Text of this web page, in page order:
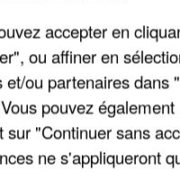
DE L’OISE
DE BOUE EN HAUTE-
accepter en
ou affiner en
et/ou partenaires dans
pouvez également
sur "Continuer sans
ne s'appliqueront